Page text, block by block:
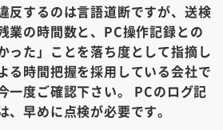
反するのは言語道断ですが、送検
業の時間数と、PC操作記録との
った」ことを落ち度として指摘し
る時間把握を採用している会社で
一度ご確認下さい。 PCのログ記
早めに点検が必要です。